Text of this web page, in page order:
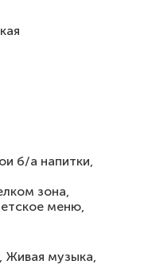
б/а напитки,
зона,
меню,
Живая музыка,